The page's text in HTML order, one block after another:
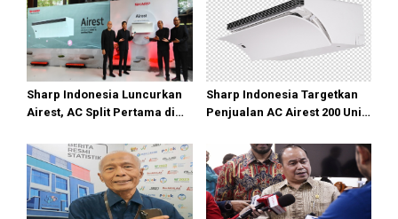
Sharp Indonesia Luncurkan
Airest, AC Split Pertama di
Sharp Indonesia Targetkan
Penjualan AC Airest 200 Unit